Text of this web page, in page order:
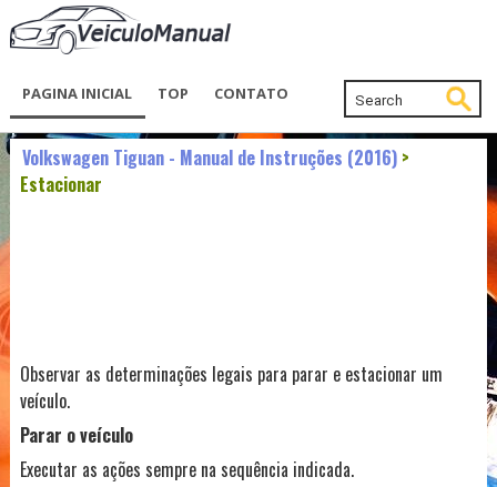
PAGINA INICIAL TOP CONTATO
Volkswagen Tiguan - Manual de Instruções (2016)>
Estacionar
Observar as determinações legais para parar e estacionar um
veículo.
Parar o veículo
Executar as ações sempre na sequência indicada.